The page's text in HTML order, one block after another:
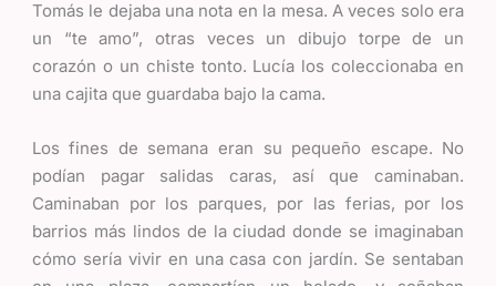
Tomás le dejaba una nota en la mesa. A veces solo era
un “te amo”, otras veces un dibujo torpe de un
corazón o un chiste tonto. Lucía los coleccionaba en
una cajita que guardaba bajo la cama.
Los fines de semana eran su pequeño escape. No
podían pagar salidas caras, así que caminaban.
Caminaban por los parques, por las ferias, por los
barrios más lindos de la ciudad donde se imaginaban
cómo sería vivir en una casa con jardín. Se sentaban